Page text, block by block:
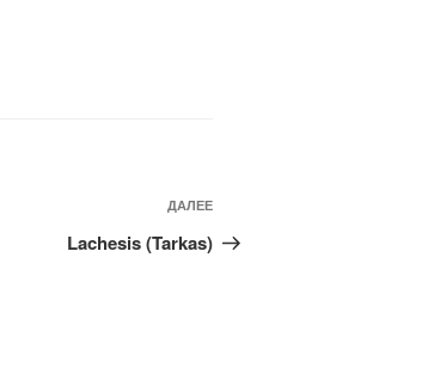
Следующая
запись
ДАЛЕЕ
Lachesis (Tarkas)